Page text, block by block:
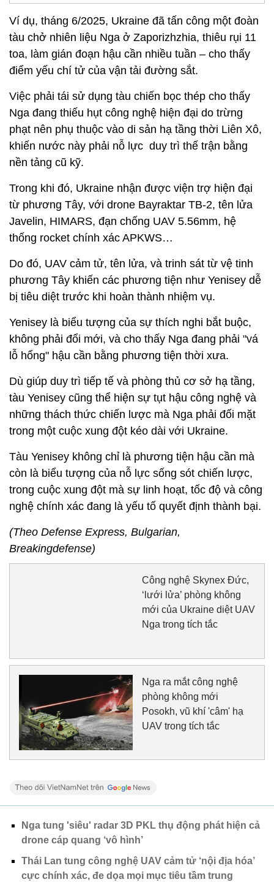
Ví dụ, tháng 6/2025, Ukraine đã tấn công một đoàn
tàu chở nhiên liệu Nga ở Zaporizhzhia, thiêu rụi 11
toa, làm gián đoạn hậu cần nhiều tuần – cho thấy
điểm yếu chí tử của vận tải đường sắt.
Việc phải tái sử dụng tàu chiến bọc thép cho thấy
Nga đang thiếu hụt công nghệ hiện đại do trừng
phạt nên phụ thuộc vào di sản hạ tầng thời Liên Xô,
khiến nước này phải nỗ lực duy trì thế trận bằng
nền tảng cũ kỹ.
Trong khi đó, Ukraine nhận được viện trợ hiện đại
từ phương Tây, với drone Bayraktar TB-2, tên lửa
Javelin, HIMARS, đạn chống UAV 5.56mm, hệ
thống rocket chính xác APKWS…
Do đó, UAV cảm tử, tên lửa, và trinh sát từ vệ tinh
phương Tây khiến các phương tiện như Yenisey dễ
bị tiêu diệt trước khi hoàn thành nhiệm vụ.
Yenisey là biểu tượng của sự thích nghi bắt buộc,
không phải đổi mới, và cho thấy Nga đang phải "vá
lỗ hổng" hậu cần bằng phương tiện thời xưa.
Dù giúp duy trì tiếp tế và phòng thủ cơ sở hạ tầng,
tàu Yenisey cũng thể hiện sự tụt hậu công nghệ và
những thách thức chiến lược mà Nga phải đối mặt
trong một cuộc xung đột kéo dài với Ukraine.
Tàu Yenisey không chỉ là phương tiện hậu cần mà
còn là biểu tượng của nỗ lực sống sót chiến lược,
trong cuộc xung đột mà sự linh hoạt, tốc độ và công
nghệ chính xác đang là yếu tố quyết định thành bại.
(Theo Defense Express, Bulgarian,
Breakingdefense)
Công nghệ Skynex Đức,
‘lưới lửa’ phòng không
mới của Ukraine diệt UAV
Nga trong tích tắc
Nga ra mắt công nghệ
phòng không mới
Posokh, vũ khí 'câm' hạ
UAV trong tích tắc
Nga tung 'siêu' radar 3D PKL thụ động phát hiện cả
drone cáp quang ‘vô hình’
Thái Lan tung công nghệ UAV cảm tử ‘nội địa hóa’
cực chính xác, đe dọa mọi mục tiêu tầm trung